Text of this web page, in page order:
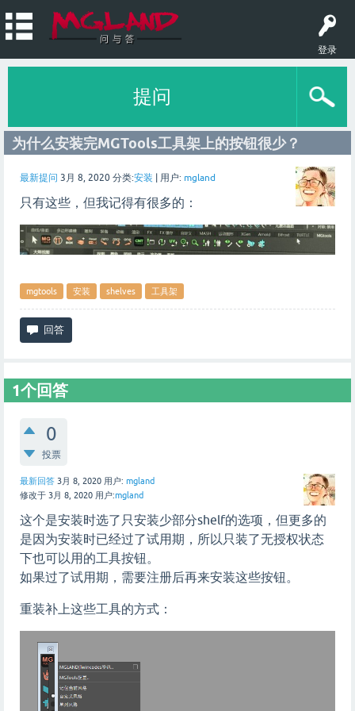
登录
提问
为什么安装完MGTools工具架上的按钮很少？
最新提问 3月 8, 2020 分类:安装 用户: mgland
只有这些，但我记得有很多的：
mgtools 安装 shelves 工具架
1个回答
0
投票
最新回答 3月 8, 2020 用户: mgland
修改于 3月 8, 2020 用户:mgland
这个是安装时选了只安装少部分shelf的选项，但更多的
是因为安装时已经过了试用期，所以只装了无授权状态
下也可以用的工具按钮。
如果过了试用期，需要注册后再来安装这些按钮。
重装补上这些工具的方式：